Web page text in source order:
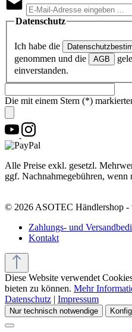
Datenschutz
Ich habe die
genommen und die
AGB
einverstanden.
Die mit einem Stern (*)
Alle Preise exkl. gesetzl.
ggf. Nachnahmegebühren, wenn
© 2026 ASOTEC Händlershop -
Zahlungs- und
Kontakt
Diese Website verwendet
bieten zu können. Mehr
Datenschutz | Impressum
Nur technisch notwendige